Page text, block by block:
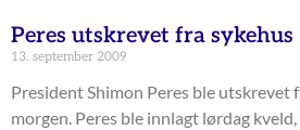
Peres utskrevet fra sykehus
13. september 2009
President Shimon Peres ble utskrevet
morgen. Peres ble innlagt lørdag